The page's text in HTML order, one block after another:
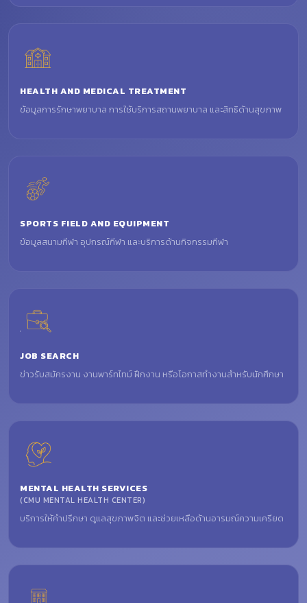
HEALTH AND MEDICAL TREATMENT
ข้อมูลการรักษาพยาบาล การใช้บริการสถานพยาบาล และสิทธิด้านสุขภาพ
SPORTS FIELD AND EQUIPMENT
ข้อมูลสนามกีฬา อุปกรณ์กีฬา และบริการด้านกิจกรรมกีฬา
JOB SEARCH
ข่าวรับสมัครงาน งานพาร์ทไทม์ ฝึกงาน หรือโอกาสทำงานสำหรับนักศึกษา
MENTAL HEALTH SERVICES
(CMU MENTAL HEALTH CENTER)
บริการให้คำปรึกษา ดูแลสุขภาพจิต และช่วยเหลือด้านอารมณ์ความเครียด